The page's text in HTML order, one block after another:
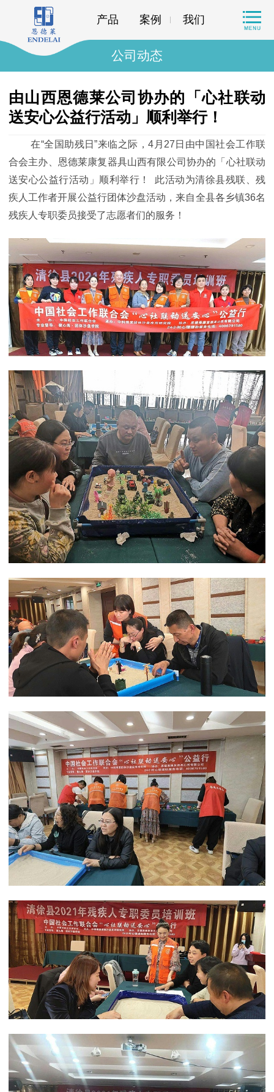
产品 案例 我们
公司动态
由山西恩德莱公司协办的「心社联动
送安心公益行活动」顺利举行！
在“全国助残日”来临之际，4月27日由中国社会工作联
合会主办、恩德莱康复器具山西有限公司协办的「心社联动
送安心公益行活动」顺利举行！ 此活动为清徐县残联、残
疾人工作者开展公益行团体沙盘活动，来自全县各乡镇36名
残疾人专职委员接受了志愿者们的服务！